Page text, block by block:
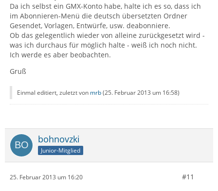
Da ich selbst ein GMX-Konto habe, halte ich es so, dass ich
im Abonnieren-Menü die deutsch übersetzten Ordner
Gesendet, Vorlagen, Entwürfe, usw. deabonniere.
Ob das gelegentlich wieder von alleine zurückgesetzt wird -
was ich durchaus für möglich halte - weiß ich noch nicht.
Ich werde es aber beobachten.
Gruß
Einmal editiert, zuletzt von mrb(25. Februar 2013 um 16:58)
bohnovzki
Junior-Mitglied
25. Februar 2013 um 16:20 #11